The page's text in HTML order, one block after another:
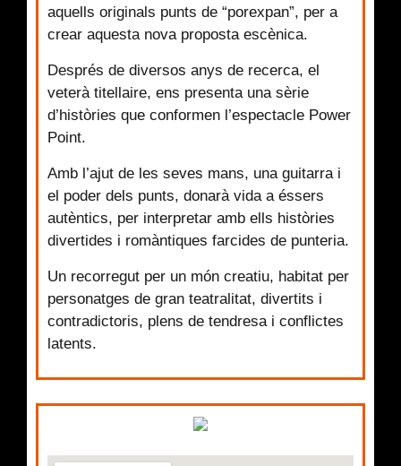
aquells originals punts de “porexpan”, per a
crear aquesta nova proposta escènica.
Després de diversos anys de recerca, el
veterà titellaire, ens presenta una sèrie
d’històries que conformen l’espectacle Power
Point.
Amb l’ajut de les seves mans, una guitarra i
el poder dels punts, donarà vida a éssers
autèntics, per interpretar amb ells històries
divertides i romàntiques farcides de punteria.
Un recorregut per un món creatiu, habitat per
personatges de gran teatralitat, divertits i
contradictoris, plens de tendresa i conflictes
latents.